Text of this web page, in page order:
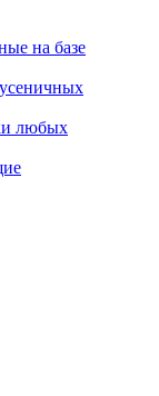
на базе
любых